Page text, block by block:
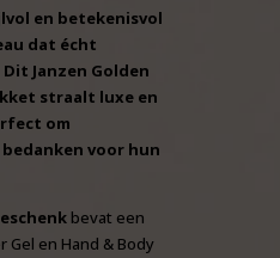
en betekenisvol
dat écht
Janzen Golden
straalt luxe en
om
voor hun
bevat een
Gel en Hand & Body